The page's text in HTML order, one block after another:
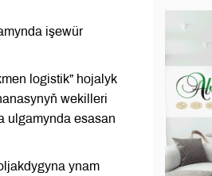
işewür
logistik” hojalyk
wekilleri
ulgamynda esasan
ynam